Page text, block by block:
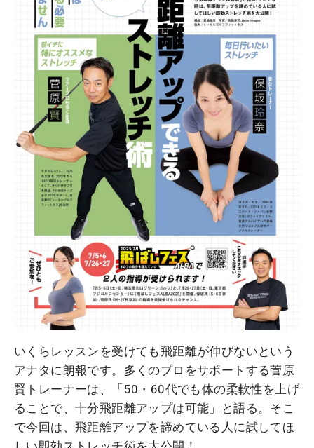
いくらレッスンを受けても飛距離が伸びないという
アナタに朗報です。多くのプロをサポートする菅原
賢トレーナーは、「50・60代でも体の柔軟性を上げ
ることで、十分飛距離アップは可能」と語る。そこ
で今回は、飛距離アップを諦めている人に試してほ